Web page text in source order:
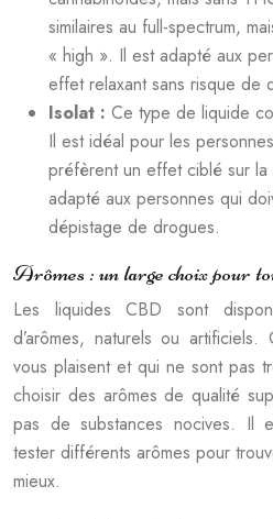
similaires au full-spectrum,
« high ». Il est adapté aux
effet relaxant sans risque de
Isolat : Ce type de liquide
Il est idéal pour les
préfèrent un effet ciblé sur
adapté aux personnes qui
dépistage de drogues.
Arômes : un large choix pour
Les liquides CBD sont
d’arômes, naturels ou
vous plaisent et qui ne sont pas
choisir des arômes de qualité
pas de substances nocives. Il
tester différents arômes pour
mieux.